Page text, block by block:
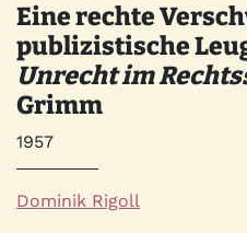
Eine rechte
publizistische
Unrecht im
Grimm
Jahr
1957
Autor*innen
Dominik Rigoll